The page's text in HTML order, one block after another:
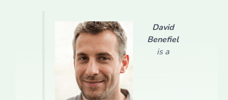
David
Benefiel
is a